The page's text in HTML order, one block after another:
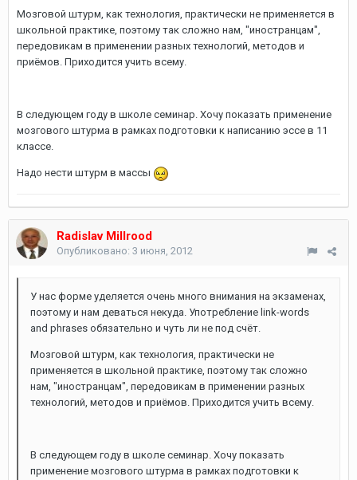
Мозговой штурм, как технология, практически не применяется в
школьной практике, поэтому так сложно нам, "иностранцам",
передовикам в применении разных технологий, методов и
приёмов. Приходится учить всему.
В следующем году в школе семинар. Хочу показать применение
мозгового штурма в рамках подготовки к написанию эссе в 11
классе.
Надо нести штурм в массы
Radislav Millrood
Опубликовано: 3 июня, 2012
У нас форме уделяется очень много внимания на экзаменах,
поэтому и нам деваться некуда. Употребление link-words
and phrases обязательно и чуть ли не под счёт.
Мозговой штурм, как технология, практически не
применяется в школьной практике, поэтому так сложно
нам, "иностранцам", передовикам в применении разных
технологий, методов и приёмов. Приходится учить всему.
В следующем году в школе семинар. Хочу показать
применение мозгового штурма в рамках подготовки к